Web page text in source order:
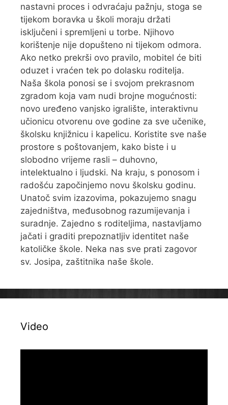
nastavni proces i odvraćaju pažnju, stoga se
tijekom boravka u školi moraju držati
isključeni i spremljeni u torbe. Njihovo
korištenje nije dopušteno ni tijekom odmora.
Ako netko prekrši ovo pravilo, mobitel će biti
oduzet i vraćen tek po dolasku roditelja.
Naša škola ponosi se i svojom prekrasnom
zgradom koja vam nudi brojne mogućnosti:
novo uređeno vanjsko igralište, interaktivnu
učionicu otvorenu ove godine za sve učenike,
školsku knjižnicu i kapelicu. Koristite sve naše
prostore s poštovanjem, kako biste i u
slobodno vrijeme rasli – duhovno,
intelektualno i ljudski. Na kraju, s ponosom i
radošću započinjemo novu školsku godinu.
Unatoč svim izazovima, pokazujemo snagu
zajedništva, međusobnog razumijevanja i
suradnje. Zajedno s roditeljima, nastavljamo
jačati i graditi prepoznatljiv identitet naše
katoličke škole. Neka nas sve prati zagovor
sv. Josipa, zaštitnika naše škole.
Video